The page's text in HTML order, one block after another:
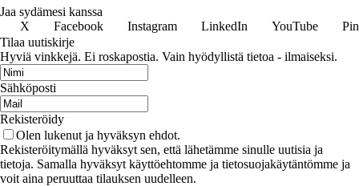
Jaa sydämesi kanssa
X
Facebook Instagram LinkedIn YouTube
Tilaa uutiskirje
Hyviä vinkkejä. Ei roskapostia. Vain hyödyllistä tietoa - ilmaiseksi.
Sähköposti
Rekisteröidy
Olen lukenut ja hyväksyn ehdot.
Rekisteröitymällä hyväksyt sen, että lähetämme sinulle uutisia ja
tietoja. Samalla hyväksyt käyttöehtomme ja tietosuojakäytäntömme ja
voit aina peruuttaa tilauksen uudelleen.